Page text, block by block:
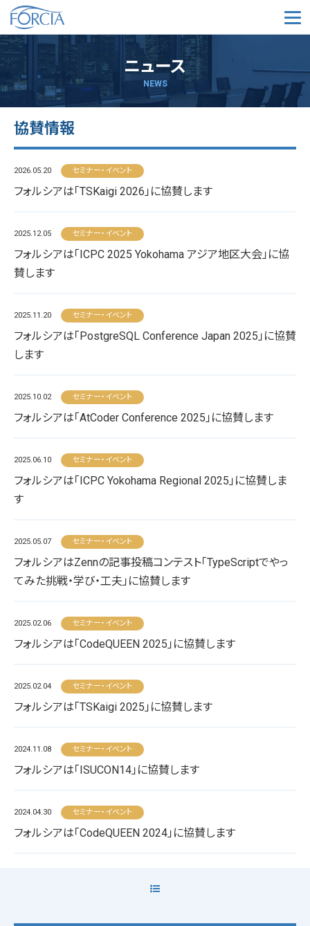
メ
ニュース
NEWS
協賛情報
2026.05.20 セミナー・イベント
フォルシアは「TSKaigi 2026」に協賛します
2025.12.05 セミナー・イベント
フォルシアは「ICPC 2025 Yokohama アジア地区大会」に協
賛します
2025.11.20 セミナー・イベント
フォルシアは「PostgreSQL Conference Japan 2025」に協賛
します
2025.10.02 セミナー・イベント
フォルシアは「AtCoder Conference 2025」に協賛します
2025.06.10 セミナー・イベント
フォルシアは「ICPC Yokohama Regional 2025」に協賛しま
す
2025.05.07 セミナー・イベント
フォルシアはZennの記事投稿コンテスト「TypeScriptでやっ
てみた挑戦・学び・工夫」に協賛します
2025.02.06 セミナー・イベント
フォルシアは「CodeQUEEN 2025」に協賛します
2025.02.04 セミナー・イベント
フォルシアは「TSKaigi 2025」に協賛します
2024.11.08 セミナー・イベント
フォルシアは「ISUCON14」に協賛します
2024.04.30 セミナー・イベント
フォルシアは「CodeQUEEN 2024」に協賛します